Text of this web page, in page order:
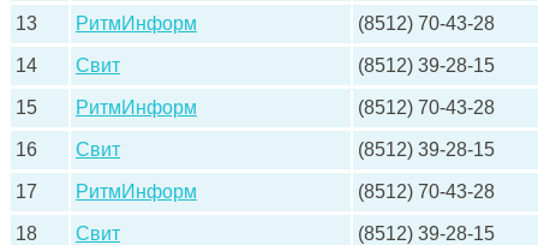
13 РитмИнформ (8512) 70-43-28
14 Свит (8512) 39-28-15
15 РитмИнформ (8512) 70-43-28
16 Свит (8512) 39-28-15
17 РитмИнформ (8512) 70-43-28
18 Свит (8512) 39-28-15